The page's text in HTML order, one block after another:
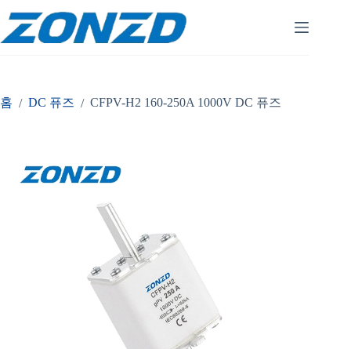
텐
츠
뛰
홈 / DC 퓨즈 / CFPV-H2 160-250A 1000V DC 퓨즈